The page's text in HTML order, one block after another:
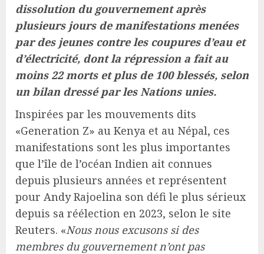
dissolution du gouvernement après
plusieurs jours de manifestations menées
par des jeunes contre les coupures d’eau et
d’électricité, dont la répression a fait au
moins 22 morts et plus de 100 blessés, selon
un bilan dressé par les Nations unies.
Inspirées par les mouvements dits
«Generation Z» au Kenya et au Népal, ces
manifestations sont les plus importantes
que l’île de l’océan Indien ait connues
depuis plusieurs années et représentent
pour Andy Rajoelina son défi le plus sérieux
depuis sa réélection en 2023, selon le site
Reuters. «Nous nous excusons si des
membres du gouvernement n’ont pas